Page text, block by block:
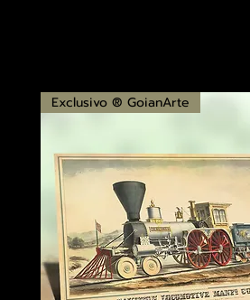
Exclusivo ® GoianArte